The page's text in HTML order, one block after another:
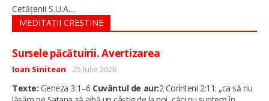
Cetăţenii S.U.A....
MEDITAȚII CREȘTINE
Sursele păcătuirii. Avertizarea
Detalii
Ioan Sinitean 25 Iulie 2026
Texte: Geneza 3:1–6 Cuvântul de aur:2 Corinteni 2:11: „ca să nu